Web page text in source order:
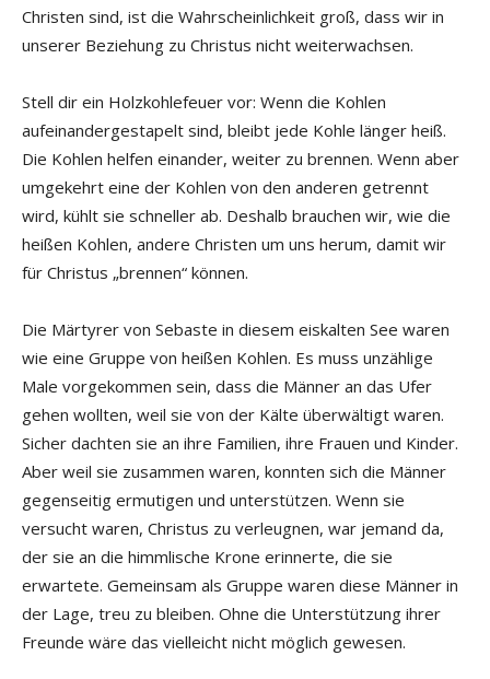
Christen sind, ist die Wahrscheinlichkeit groß, dass wir in
unserer Beziehung zu Christus nicht weiterwachsen.
Stell dir ein Holzkohlefeuer vor: Wenn die Kohlen
aufeinandergestapelt sind, bleibt jede Kohle länger heiß.
Die Kohlen helfen einander, weiter zu brennen. Wenn aber
umgekehrt eine der Kohlen von den anderen getrennt
wird, kühlt sie schneller ab. Deshalb brauchen wir, wie die
heißen Kohlen, andere Christen um uns herum, damit wir
für Christus „brennen“ können.
Die Märtyrer von Sebaste in diesem eiskalten See waren
wie eine Gruppe von heißen Kohlen. Es muss unzählige
Male vorgekommen sein, dass die Männer an das Ufer
gehen wollten, weil sie von der Kälte überwältigt waren.
Sicher dachten sie an ihre Familien, ihre Frauen und Kinder.
Aber weil sie zusammen waren, konnten sich die Männer
gegenseitig ermutigen und unterstützen. Wenn sie
versucht waren, Christus zu verleugnen, war jemand da,
der sie an die himmlische Krone erinnerte, die sie
erwartete. Gemeinsam als Gruppe waren diese Männer in
der Lage, treu zu bleiben. Ohne die Unterstützung ihrer
Freunde wäre das vielleicht nicht möglich gewesen.